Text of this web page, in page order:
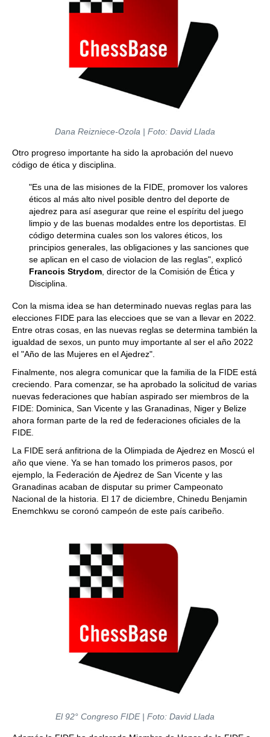
Dana Reizniece-Ozola | Foto: David Llada
Otro progreso importante ha sido la aprobación del nuevo
código de ética y disciplina.
"Es una de las misiones de la FIDE, promover los valores
éticos al más alto nivel posible dentro del deporte de
ajedrez para así asegurar que reine el espíritu del juego
limpio y de las buenas modaldes entre los deportistas. El
código determina cuales son los valores éticos, los
principios generales, las obligaciones y las sanciones que
se aplican en el caso de violacion de las reglas", explicó
Francois Strydom , director de la Comisión de Ética y
Disciplina.
Con la misma idea se han determinado nuevas reglas para las
elecciones FIDE para las eleccioes que se van a llevar en 2022.
Entre otras cosas, en las nuevas reglas se determina también la
igualdad de sexos, un punto muy importante al ser el año 2022
el "Año de las Mujeres en el Ajedrez".
Finalmente, nos alegra comunicar que la familia de la FIDE está
creciendo. Para comenzar, se ha aprobado la solicitud de varias
nuevas federaciones que habían aspirado ser miembros de la
FIDE: Dominica, San Vicente y las Granadinas, Niger y Belize
ahora forman parte de la red de federaciones oficiales de la
FIDE.
La FIDE será anfitriona de la Olimpiada de Ajedrez en Moscú el
año que viene. Ya se han tomado los primeros pasos, por
ejemplo, la Federación de Ajedrez de San Vicente y las
Granadinas acaban de disputar su primer Campeonato
Nacional de la historia. El 17 de diciembre, Chinedu Benjamin
Enemchkwu se coronó campeón de este país caribeño.
El 92° Congreso FIDE | Foto: David Llada